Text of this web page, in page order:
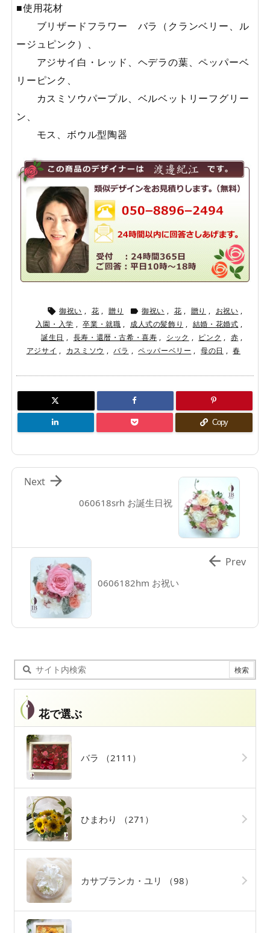
■使用花材
ブリザードフラワー バラ（クランベリー、ル
ージュピンク）、
アジサイ白・レッド、ヘデラの葉、ペッパーベ
リーピンク、
カスミソウパープル、ベルベットリーフグリー
ン、
モス、ボウル型陶器
 御祝い , 花 , 贈り  御祝い , 花 , 贈り , お祝い ,
入園・入学 , 卒業・就職 , 成人式の髪飾り , 結婚・花婚式 ,
誕生日 , 長寿・還暦・古希・喜寿 , シック , ピンク , 赤 ,
アジサイ , カスミソウ , バラ , ペッパーベリー , 母の日 , 春
Copy
060618srh お誕生日祝

Next
0606182hm お祝い
 Prev
花で選ぶ
バラ （2111）
ひまわり （271）
カサブランカ・ユリ （98）